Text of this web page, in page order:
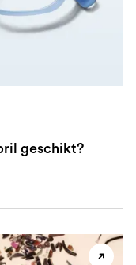
geschikt?